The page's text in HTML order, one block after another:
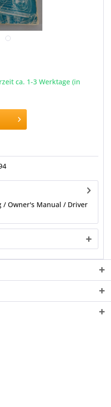
ca. 1-3 Werktage (in
Owner's Manual / Driver